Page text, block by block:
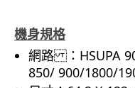
機身規格
網路 ：HSUPA
850/ 900/1800/